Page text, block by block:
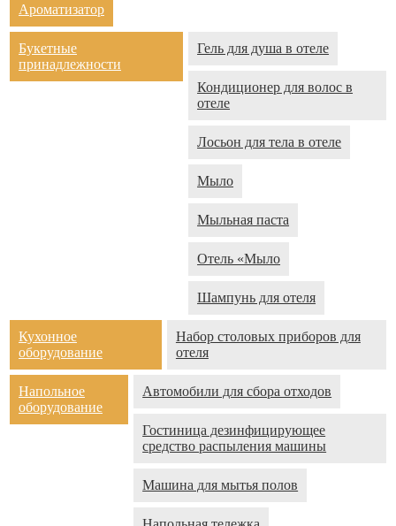
Ароматизатор
Букетные
принадлежности
Гель для душа в отеле
Кондиционер для волос в
отеле
Лосьон для тела в отеле
Мыло
Мыльная паста
Отель «Мыло
Шампунь для отеля
Кухонное
оборудование
Набор столовых приборов для
отеля
Напольное
оборудование
Автомобили для сбора отходов
Гостиница дезинфицирующее
средство распыления машины
Машина для мытья полов